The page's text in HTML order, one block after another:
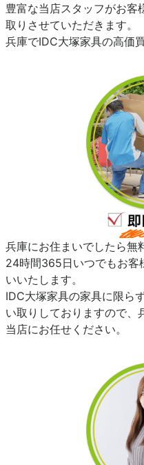
豊富な当店スタッフがお客
取りさせていただきます。
兵庫でIDC大塚家具の高価
兵庫にお住まいでしたら無
24時間365日いつでもお客
いいたします。
IDC大塚家具の家具に限ら
い取りしておりますので、
当店にお任せください。